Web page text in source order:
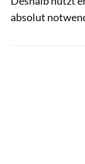
absolut